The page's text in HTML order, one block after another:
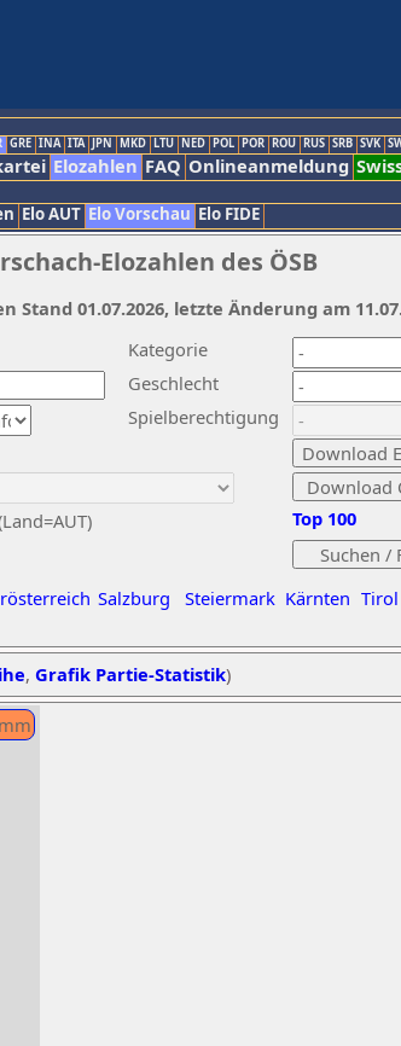
GRE INA ITA JPN MKD LTU NED POL POR ROU RUS SRB SVK
Elozahlen FAQ Onlineanmeldung
Elo AUT Elo Vorschau Elo FIDE
Elozahlen des ÖSB
Kategorie
Geschlecht
Spielberechtigung
Salzburg Steiermark Kärnten Tirol
Top 100
Stand 01.07.2026, letzte Änderung am
, Grafik Partie-Statistik)